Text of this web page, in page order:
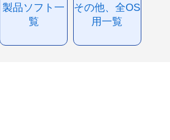
製品ソフト一
覧
その他、全OS
用一覧